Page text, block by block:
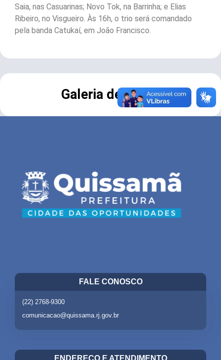
Saia, nas Casuarinas; Novo Tok, na Barrinha; e Elias
Ribeiro, no Visgueiro. Às 16h, o trio será comandado
pela banda Catukaí, em João Francisco.
Galeria de Fotos
FALE CONOSCO
(22) 2768-9300
comunicacao@quissama.rj.gov.br
ENDEREÇO E ATENDIMENTO